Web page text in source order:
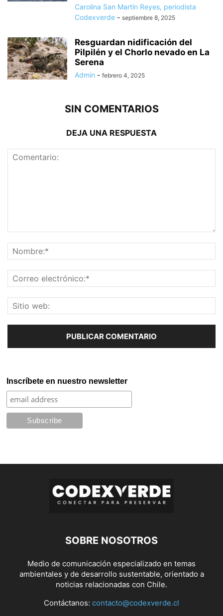
Carolina San Martín Reyes, periodista
Codexverde - septiembre 8, 2025
Resguardan nidificación del
Pilpilén y el Chorlo nevado en La
Serena
Admin - febrero 4, 2025
SIN COMENTARIOS
DEJA UNA RESPUESTA
Inscríbete en nuestro newsletter
SOBRE NOSOTROS
Medio de comunicación especializado en temas
ambientales y de desarrollo sustentable, orientado a
noticias relacionadas con Chile.
Contáctanos: contacto@codexverde.cl